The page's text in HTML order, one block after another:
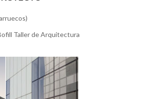
Taller de Arquitectura